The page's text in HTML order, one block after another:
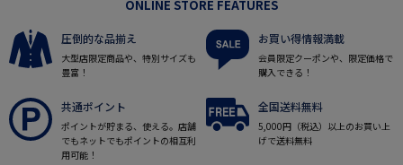
ONLINE STORE FEATURES
圧倒的な品揃え
大型店限定商品や、特別サイズも
豊富！
お買い得情報満載
会員限定クーポンや、限定価格で
購入できる！
共通ポイント
ポイントが貯まる、使える。店舗
でもネットでもポイントの相互利
用可能！
全国送料無料
5,000円（税込）以上のお買い上
げで送料無料